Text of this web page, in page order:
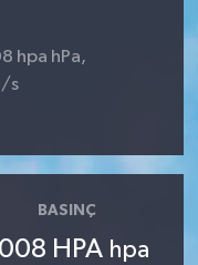
hpa hPa,
s
BASINÇ
HPA hpa